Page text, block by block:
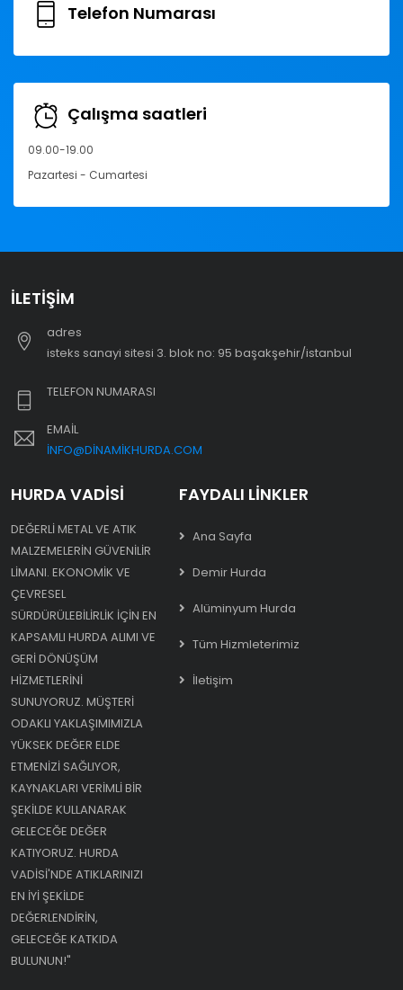
Telefon Numarası
Çalışma saatleri
09.00-19.00
Pazartesi - Cumartesi
İLETIŞIM
adres
i̇steks sanayi sitesi 3. blok no: 95 başakşehir/i̇stanbul
TELEFON NUMARASI
EMAIL
INFO@DINAMIKHURDA.COM
HURDA VADISI
DEĞERLI METAL VE ATIK
MALZEMELERIN GÜVENILIR
LIMANI. EKONOMIK VE
ÇEVRESEL
SÜRDÜRÜLEBILIRLIK IÇIN EN
KAPSAMLI HURDA ALIMI VE
GERI DÖNÜŞÜM
HIZMETLERINI
SUNUYORUZ. MÜŞTERI
ODAKLI YAKLAŞIMIMIZLA
YÜKSEK DEĞER ELDE
ETMENIZI SAĞLIYOR,
KAYNAKLARI VERIMLI BIR
ŞEKILDE KULLANARAK
GELECEĞE DEĞER
KATIYORUZ. HURDA
VADISI'NDE ATIKLARINIZI
EN IYI ŞEKILDE
DEĞERLENDIRIN,
GELECEĞE KATKIDA
BULUNUN!"
FAYDALI LINKLER
Ana Sayfa
Demir Hurda
Alüminyum Hurda
Tüm Hizmleterimiz
İletişim